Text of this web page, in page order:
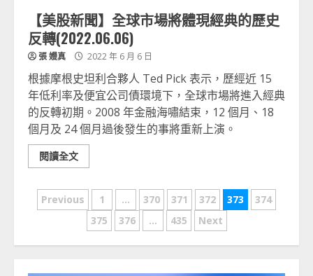
【美股新聞】全球市場將體現經典的歷史
反轉(2022.06.06)
張 嫚真 2022 年 6 月 6 日
根據摩根史坦利合夥人 Ted Pick 表示，歷經近 15
年低利率及便宜公司債環境下，全球市場將進入經典
的反轉初期。2008 年金融海嘯結束，12 個月、18
個月及 24 個月過後發生的事將重新上演。
閱讀全文
文
分
Previous 1 ... 370 371 372 373
374
375
376 ... 435 Next